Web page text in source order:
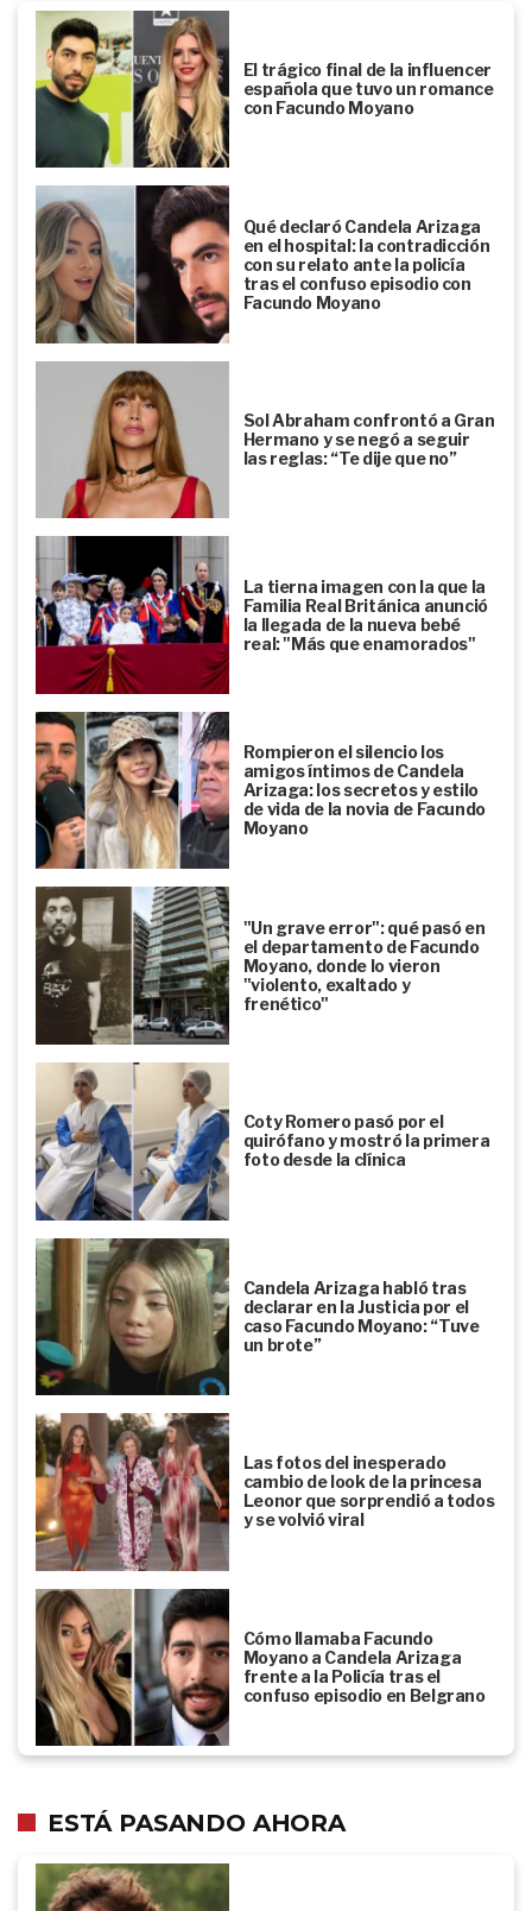
El trágico final de la influencer
española que tuvo un romance
con Facundo Moyano
Qué declaró Candela Arizaga
en el hospital: la contradicción
con su relato ante la policía
tras el confuso episodio con
Facundo Moyano
Sol Abraham confrontó a Gran
Hermano y se negó a seguir
las reglas: “Te dije que no”
La tierna imagen con la que la
Familia Real Británica anunció
la llegada de la nueva bebé
real: "Más que enamorados"
Rompieron el silencio los
amigos íntimos de Candela
Arizaga: los secretos y estilo
de vida de la novia de Facundo
Moyano
"Un grave error": qué pasó en
el departamento de Facundo
Moyano, donde lo vieron
"violento, exaltado y
frenético"
Coty Romero pasó por el
quirófano y mostró la primera
foto desde la clínica
Candela Arizaga habló tras
declarar en la Justicia por el
caso Facundo Moyano: “Tuve
un brote”
Las fotos del inesperado
cambio de look de la princesa
Leonor que sorprendió a todos
y se volvió viral
Cómo llamaba Facundo
Moyano a Candela Arizaga
frente a la Policía tras el
confuso episodio en Belgrano
ESTÁ PASANDO AHORA